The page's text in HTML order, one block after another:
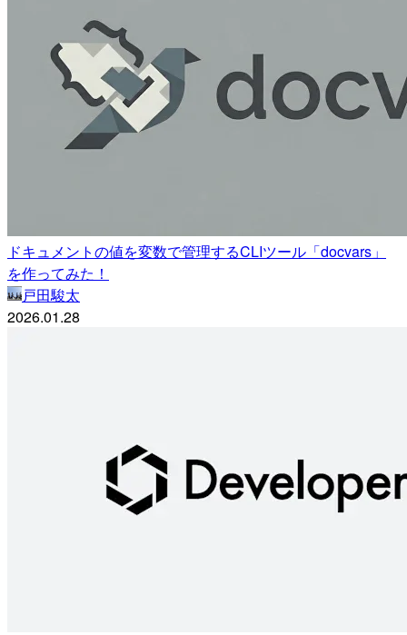
ドキュメントの値を変数で管理するCLIツール「docvars」
を作ってみた！
戸田駿太
2026.01.28